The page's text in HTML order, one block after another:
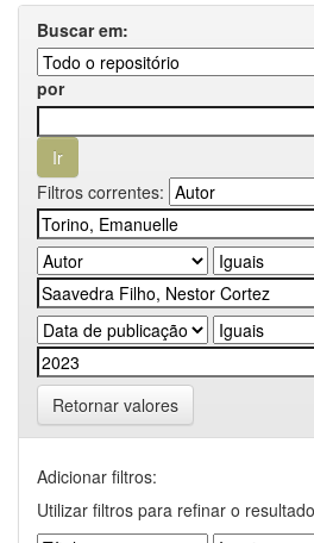
Buscar em:
por
Filtros correntes:
Retornar valores
Adicionar filtros:
Utilizar filtros para refinar o